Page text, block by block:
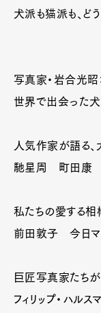
犬派も猫派も、ど
写真家・岩合光昭
世界で出会った犬
人気作家が語る、
馳星周 町田康
私たちの愛する相
前田敦子 今日
巨匠写真家たちが
フィリップ・ハル